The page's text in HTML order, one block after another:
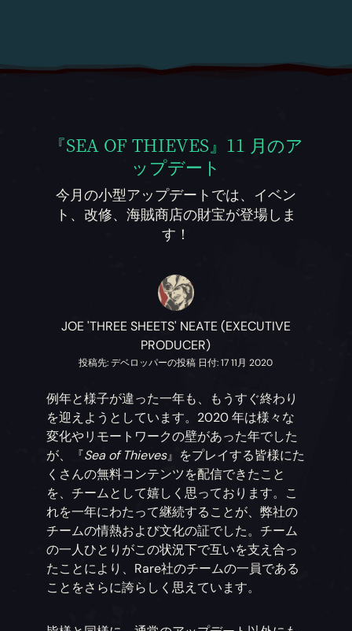
『SEA OF THIEVES』11 月のア
ップデート
今月の小型アップデートでは、イベン
ト、改修、海賊商店の財宝が登場しま
す！
JOE 'THREE SHEETS' NEATE (EXECUTIVE
PRODUCER)
投稿先: デベロッパーの投稿 日付: 17 11月 2020
例年と様子が違った一年も、もうすぐ終わり
を迎えようとしています。2020 年は様々な
変化やリモートワークの壁があった年でした
が、『Sea of Thieves』をプレイする皆様にた
くさんの無料コンテンツを配信できたこと
を、チームとして嬉しく思っております。こ
れを一年にわたって継続することが、弊社の
チームの情熱および文化の証でした。チーム
の一人ひとりがこの状況下で互いを支え合っ
たことにより、Rare社のチームの一員である
ことをさらに誇らしく思えています。